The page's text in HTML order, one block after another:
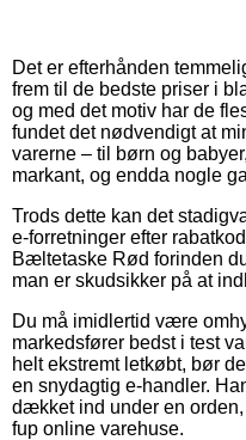
Det er efterhånden
frem til de bedste priser i
og med det motiv har de
fundet det nødvendigt at
varerne – til børn og
markant, og endda nogle
Trods dette kan det
e-forretninger efter
Bæltetaske Rød forinden
man er skudsikker på at
Du må imidlertid være
markedsfører bedst i test
helt ekstremt letkøbt, bør
en snydagtig e-handler.
dækket ind under en
fup online varehuse.